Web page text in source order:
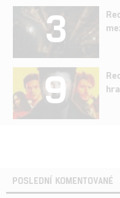
3
9
POSLEDNÍ KOMENTOVANÉ